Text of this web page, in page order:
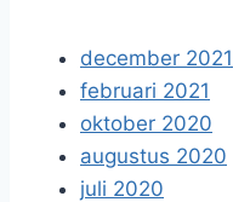
december 2021
februari 2021
oktober 2020
augustus 2020
juli 2020